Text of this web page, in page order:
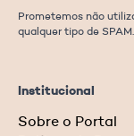
Institucional
Sobre o Portal
Prometemos não
qualquer tipo de SPAM.